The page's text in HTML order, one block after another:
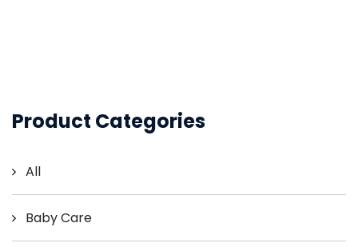
Product Categories
All
Baby Care